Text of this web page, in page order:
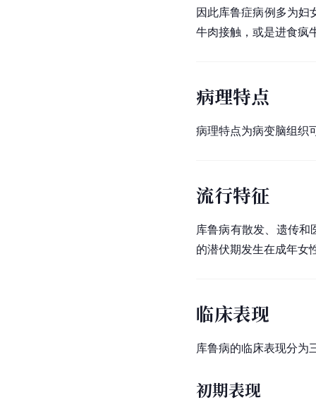
因此库鲁症病例多为妇
牛肉接触，或是进食疯
病理特点
病理特点为病变脑组织
流行特征
库鲁病有散发、遗传
的潜伏期发生在成年女
临床表现
库鲁病的临床表现分为
初期表现